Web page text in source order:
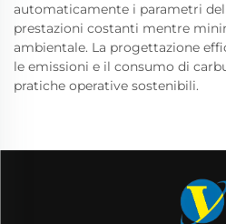
automaticamente i parametri
prestazioni costanti mentre
ambientale. La progettazione
le emissioni e il consumo di
pratiche operative sostenibili.